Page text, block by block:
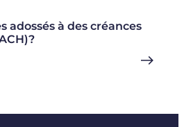
adossés à des créances